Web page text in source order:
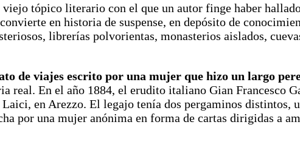
tópico literario con el que un autor finge haber
en historia de suspense, en depósito de
librerías polvorientas, monasterios aislados,
de viajes escrito por una mujer que hizo un largo
real. En el año 1884, el erudito italiano Gian Francesco
en Arezzo. El legajo tenía dos pergaminos distintos,
por una mujer anónima en forma de cartas dirigidas a